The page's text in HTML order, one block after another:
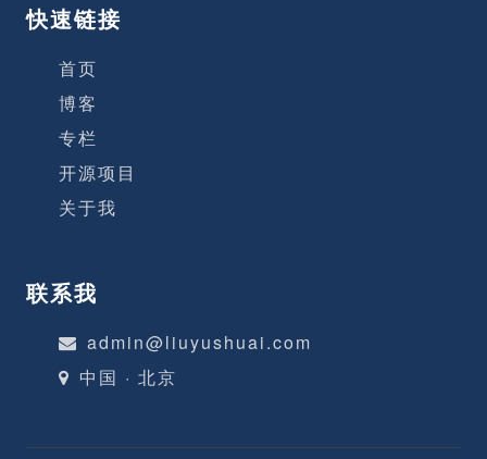
快速链接
首页
博客
专栏
开源项目
关于我
联系我
admin@liuyushuai.com
中国 · 北京